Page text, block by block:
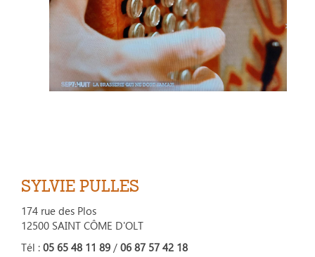
SYLVIE PULLES
174 rue des Plos
12500 SAINT CÔME D'OLT
Tél : 05 65 48 11 89 / 06 87 57 42 18